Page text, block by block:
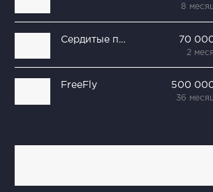
8
Сердитые птицы 70
2
FreeFly 500
36